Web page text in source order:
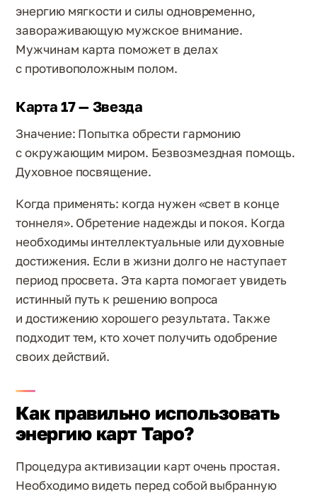
энергию мягкости и силы одновременно,
завораживающую мужское внимание.
Мужчинам карта поможет в делах
с противоположным полом.
Карта 17 — Звезда
Значение: Попытка обрести гармонию
с окружающим миром. Безвозмездная помощь.
Духовное посвящение.
Когда применять: когда нужен «свет в конце
тоннеля». Обретение надежды и покоя. Когда
необходимы интеллектуальные или духовные
достижения. Если в жизни долго не наступает
период просвета. Эта карта помогает увидеть
истинный путь к решению вопроса
и достижению хорошего результата. Также
подходит тем, кто хочет получить одобрение
своих действий.
Как правильно использовать
энергию карт Таро?
Процедура активизации карт очень простая.
Необходимо видеть перед собой выбранную